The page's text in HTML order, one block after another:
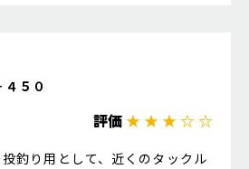
５０
評価★ ★ ★ ☆ ☆
釣り用として、近くのタックル